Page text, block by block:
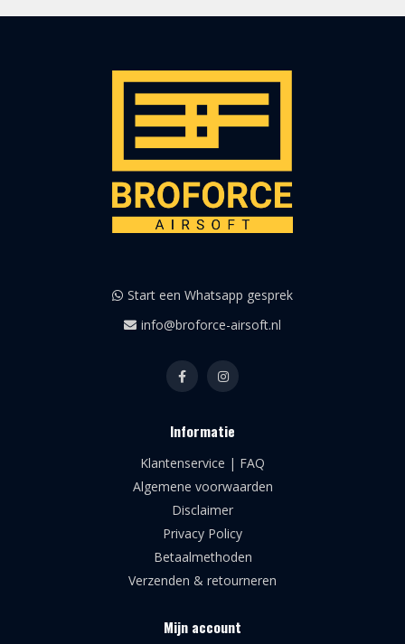
Start een Whatsapp gesprek
info@broforce-airsoft.nl
Informatie
Klantenservice | FAQ
Algemene voorwaarden
Disclaimer
Privacy Policy
Betaalmethoden
Verzenden & retourneren
Mijn account